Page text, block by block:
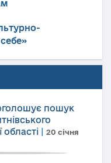
пошук
області
20 січня